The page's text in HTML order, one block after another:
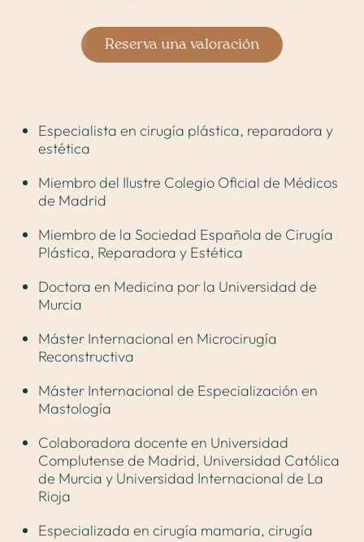
Valoración online
Reserva una valoración
Especialista en cirugía plástica, reparadora y
estética
Miembro del Ilustre Colegio Oficial de Médicos
de Madrid
Miembro de la Sociedad Española de Cirugía
Plástica, Reparadora y Estética
Doctora en Medicina por la Universidad de
Murcia
Máster Internacional en Microcirugía
Reconstructiva
Máster Internacional de Especialización en
Mastología
Colaboradora docente en Universidad
Complutense de Madrid, Universidad Católica
de Murcia y Universidad Internacional de La
Rioja
Especializada en cirugía mamaria, cirugía